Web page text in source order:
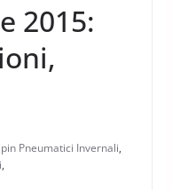
2015:
Pneumatici Invernali,
,